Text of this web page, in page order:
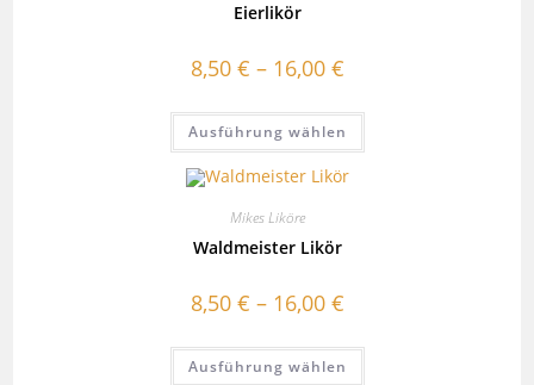
Eierlikör
8,50 € – 16,00 €
Ausführung wählen
Dieses
weist
Mikes Liköre
Waldmeister Likör
8,50 € – 16,00 €
Ausführung wählen
Dieses